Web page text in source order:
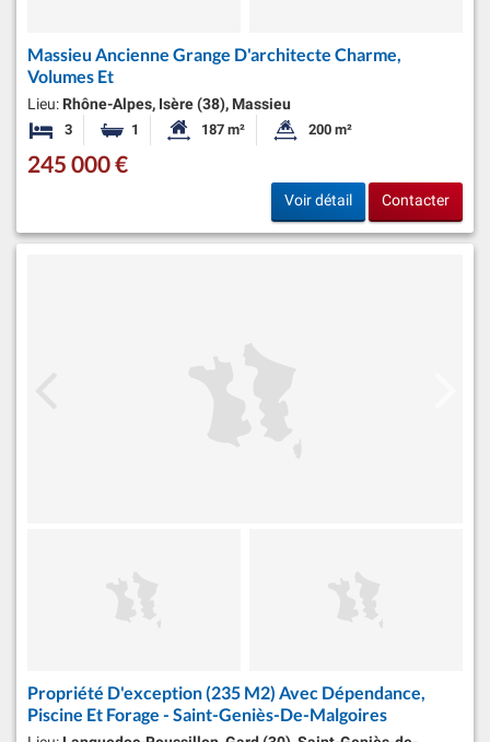
Massieu Ancienne Grange D'architecte Charme,
Volumes Et
Lieu: Rhône-Alpes, Isère (38), Massieu
3 Chambres1 Salle de bainSurface habitable:
187 m² Superficie du terrain:
200 m²
245 000 €
Voir détail Contacter
Propriété D'exception (235 M2) Avec Dépendance,
Piscine Et Forage - Saint-Geniès-De-Malgoires